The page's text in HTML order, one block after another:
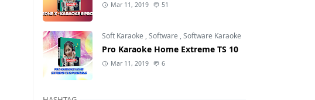
Mar 11, 2019 51
Soft Karaoke ,Software ,Software Karaoke
Pro Karaoke Home Extreme TS 10
Mar 11, 2019 6